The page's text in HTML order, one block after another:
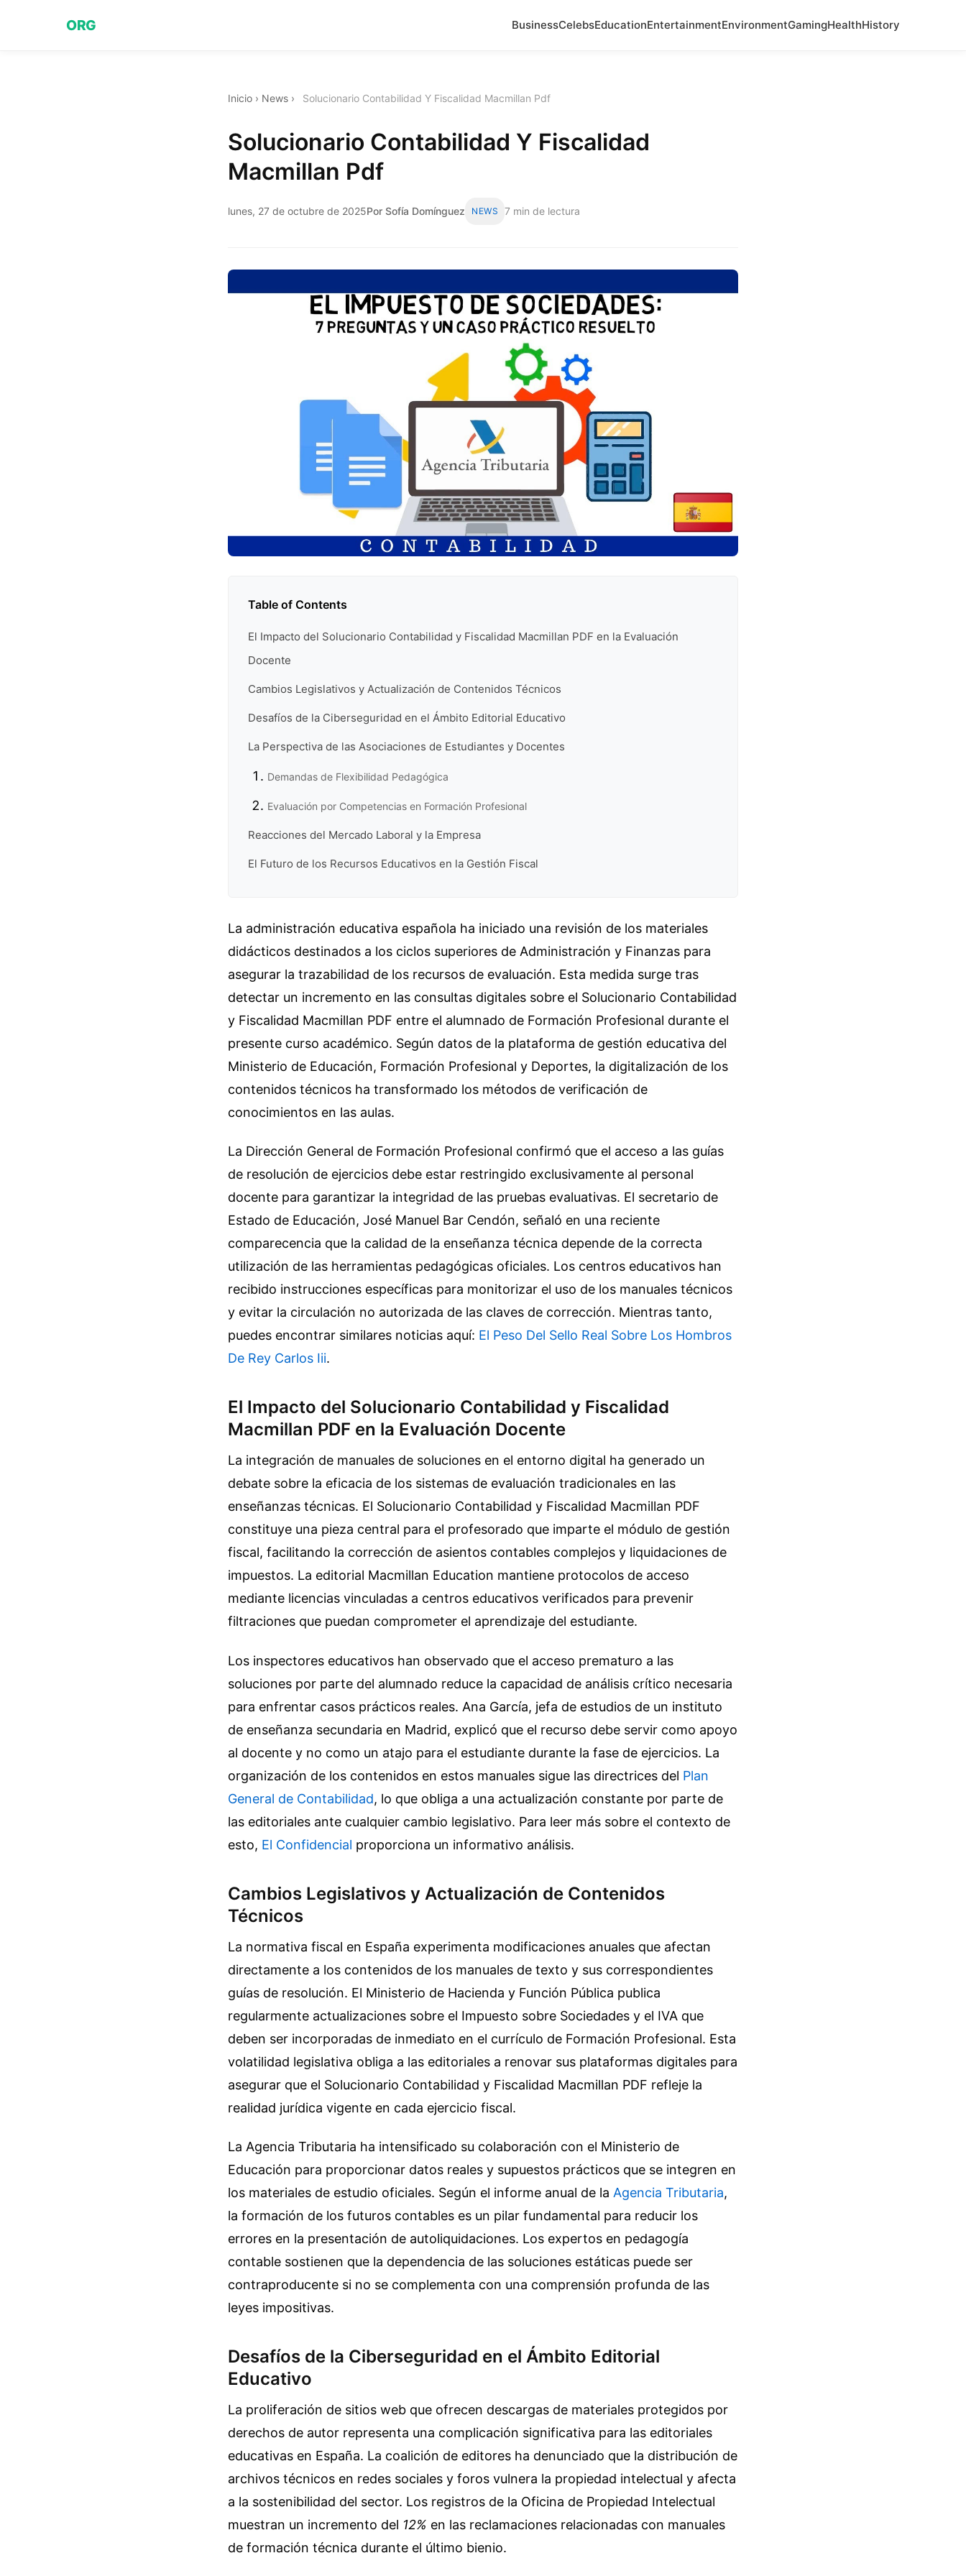
ORG BusinessCelebsEducationEntertainmentEnvironmentGamingHealthHistory
Inicio › News › Solucionario Contabilidad Y Fiscalidad Macmillan Pdf
Solucionario Contabilidad Y Fiscalidad
Macmillan Pdf
lunes, 27 de octubre de 2025Por Sofía Domínguez NEWS 7 min de lectura
Table of Contents
El Impacto del Solucionario Contabilidad y Fiscalidad Macmillan PDF en la Evaluación
Docente
Cambios Legislativos y Actualización de Contenidos Técnicos
Desafíos de la Ciberseguridad en el Ámbito Editorial Educativo
La Perspectiva de las Asociaciones de Estudiantes y Docentes
Demandas de Flexibilidad Pedagógica
Evaluación por Competencias en Formación Profesional
Reacciones del Mercado Laboral y la Empresa
El Futuro de los Recursos Educativos en la Gestión Fiscal
La administración educativa española ha iniciado una revisión de los materiales
didácticos destinados a los ciclos superiores de Administración y Finanzas para
asegurar la trazabilidad de los recursos de evaluación. Esta medida surge tras
detectar un incremento en las consultas digitales sobre el Solucionario Contabilidad
y Fiscalidad Macmillan PDF entre el alumnado de Formación Profesional durante el
presente curso académico. Según datos de la plataforma de gestión educativa del
Ministerio de Educación, Formación Profesional y Deportes, la digitalización de los
contenidos técnicos ha transformado los métodos de verificación de
conocimientos en las aulas.
La Dirección General de Formación Profesional confirmó que el acceso a las guías
de resolución de ejercicios debe estar restringido exclusivamente al personal
docente para garantizar la integridad de las pruebas evaluativas. El secretario de
Estado de Educación, José Manuel Bar Cendón, señaló en una reciente
comparecencia que la calidad de la enseñanza técnica depende de la correcta
utilización de las herramientas pedagógicas oficiales. Los centros educativos han
recibido instrucciones específicas para monitorizar el uso de los manuales técnicos
y evitar la circulación no autorizada de las claves de corrección. Mientras tanto,
puedes encontrar similares noticias aquí: El Peso Del Sello Real Sobre Los Hombros
De Rey Carlos Iii.
El Impacto del Solucionario Contabilidad y Fiscalidad
Macmillan PDF en la Evaluación Docente
La integración de manuales de soluciones en el entorno digital ha generado un
debate sobre la eficacia de los sistemas de evaluación tradicionales en las
enseñanzas técnicas. El Solucionario Contabilidad y Fiscalidad Macmillan PDF
constituye una pieza central para el profesorado que imparte el módulo de gestión
fiscal, facilitando la corrección de asientos contables complejos y liquidaciones de
impuestos. La editorial Macmillan Education mantiene protocolos de acceso
mediante licencias vinculadas a centros educativos verificados para prevenir
filtraciones que puedan comprometer el aprendizaje del estudiante.
Los inspectores educativos han observado que el acceso prematuro a las
soluciones por parte del alumnado reduce la capacidad de análisis crítico necesaria
para enfrentar casos prácticos reales. Ana García, jefa de estudios de un instituto
de enseñanza secundaria en Madrid, explicó que el recurso debe servir como apoyo
al docente y no como un atajo para el estudiante durante la fase de ejercicios. La
organización de los contenidos en estos manuales sigue las directrices del Plan
General de Contabilidad, lo que obliga a una actualización constante por parte de
las editoriales ante cualquier cambio legislativo. Para leer más sobre el contexto de
esto, El Confidencial proporciona un informativo análisis.
Cambios Legislativos y Actualización de Contenidos
Técnicos
La normativa fiscal en España experimenta modificaciones anuales que afectan
directamente a los contenidos de los manuales de texto y sus correspondientes
guías de resolución. El Ministerio de Hacienda y Función Pública publica
regularmente actualizaciones sobre el Impuesto sobre Sociedades y el IVA que
deben ser incorporadas de inmediato en el currículo de Formación Profesional. Esta
volatilidad legislativa obliga a las editoriales a renovar sus plataformas digitales para
asegurar que el Solucionario Contabilidad y Fiscalidad Macmillan PDF refleje la
realidad jurídica vigente en cada ejercicio fiscal.
La Agencia Tributaria ha intensificado su colaboración con el Ministerio de
Educación para proporcionar datos reales y supuestos prácticos que se integren en
los materiales de estudio oficiales. Según el informe anual de la Agencia Tributaria,
la formación de los futuros contables es un pilar fundamental para reducir los
errores en la presentación de autoliquidaciones. Los expertos en pedagogía
contable sostienen que la dependencia de las soluciones estáticas puede ser
contraproducente si no se complementa con una comprensión profunda de las
leyes impositivas.
Desafíos de la Ciberseguridad en el Ámbito Editorial
Educativo
La proliferación de sitios web que ofrecen descargas de materiales protegidos por
derechos de autor representa una complicación significativa para las editoriales
educativas en España. La coalición de editores ha denunciado que la distribución de
archivos técnicos en redes sociales y foros vulnera la propiedad intelectual y afecta
a la sostenibilidad del sector. Los registros de la Oficina de Propiedad Intelectual
muestran un incremento del 12% en las reclamaciones relacionadas con manuales
de formación técnica durante el último bienio.